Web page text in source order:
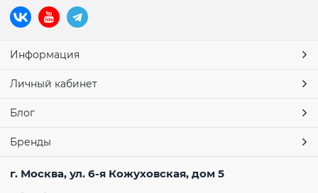
Информация
Личный кабинет
Блог
Бренды
г. Москва, ул. 6-я Кожуховская, дом 5